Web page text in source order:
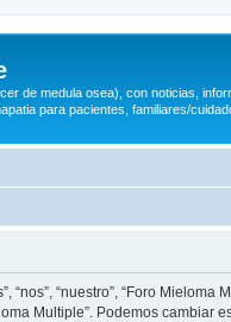
de medula osea), con noticias,
para pacientes, familiares/
“nuestro”, “Foro
Multiple”. Podemos